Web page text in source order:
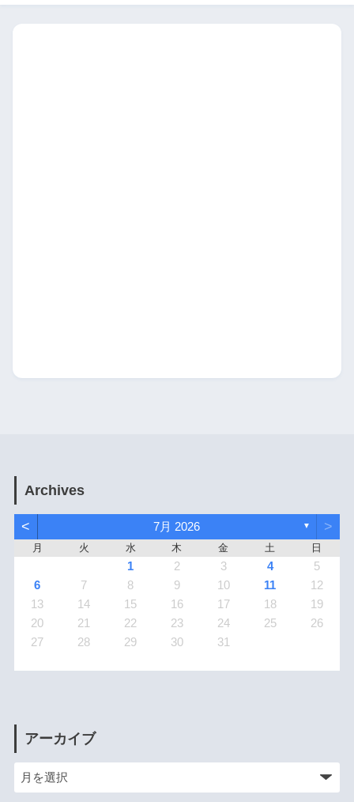
Archives
< 7月 2026 ▼ >
月 火 水 木 金 土 日
1 2 3 4
5
6
7 8 9 10 11
12
13
14 15 16 17 18
19
20
21 22 23 24 25
26
27
28 29 30 31
アーカイブ